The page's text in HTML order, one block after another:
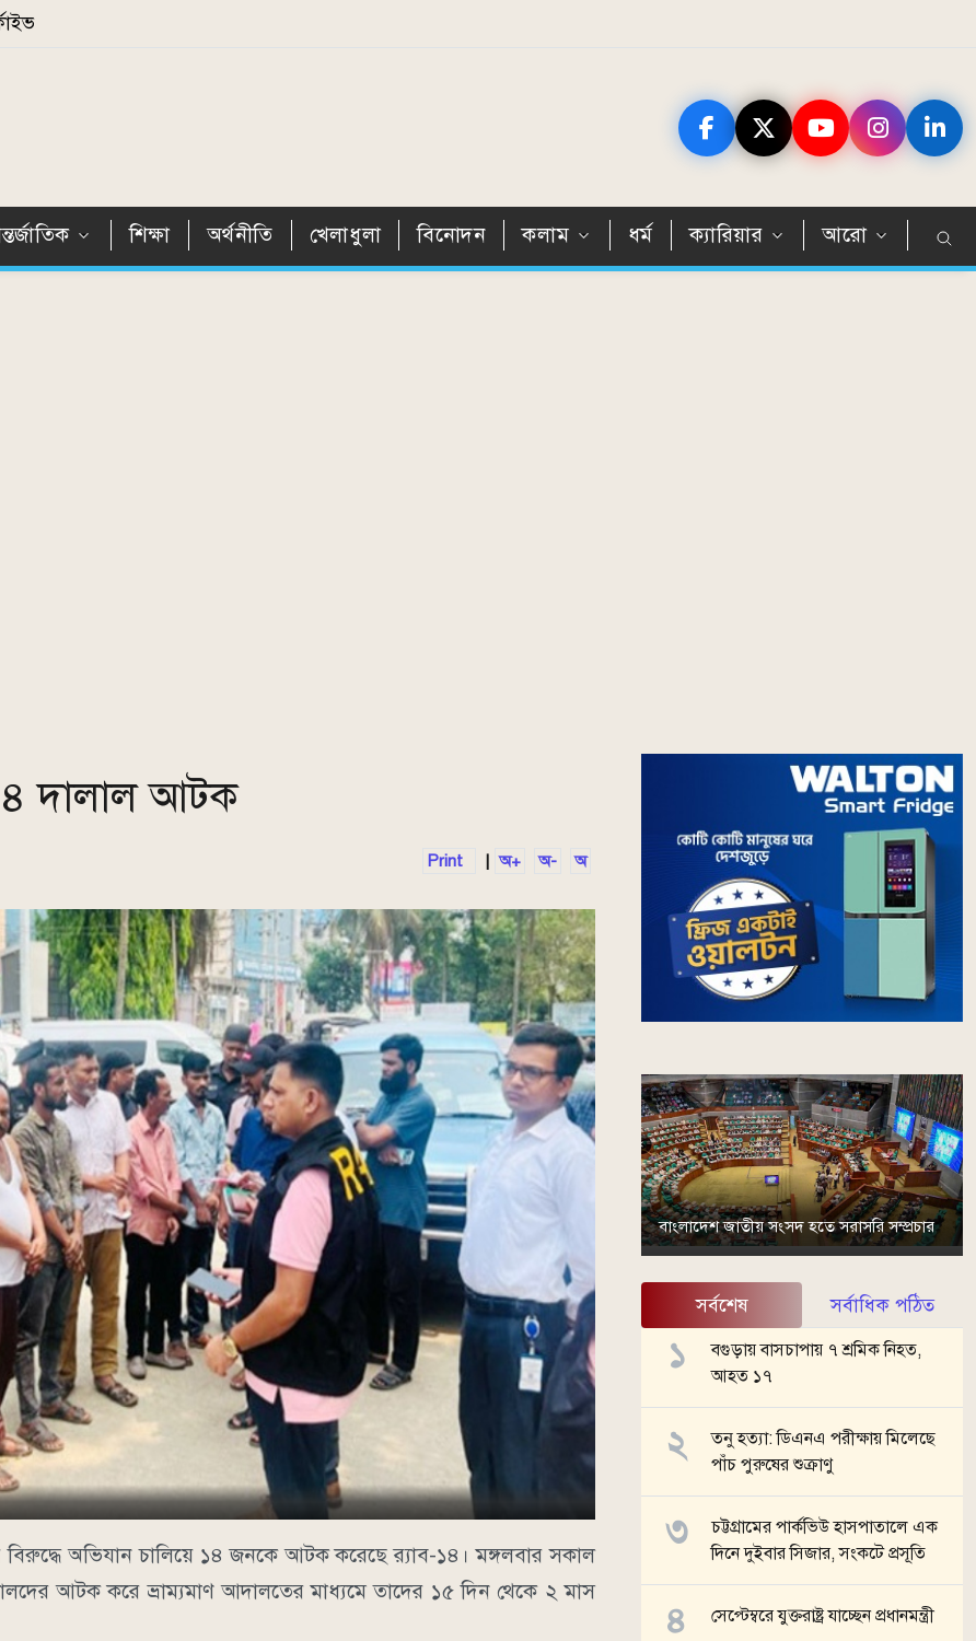
শিক্ষা অর্থনীতি খেলাধুলা বিনোদন কলাম ধর্ম ক্যারিয়ার আরো
দালাল আটক
Print অ+ অ- অ
অভিযান চালিয়ে ১৪ জনকে আটক করেছে র‍্যাব-১৪। মঙ্গলবার সকাল
আটক করে ভ্রাম্যমাণ আদালতের মাধ্যমে তাদের ১৫ দিন থেকে ২ মাস
বাংলাদেশ জাতীয় সংসদ হতে সরাসরি সম্প্রচার
সর্বশেষ সর্বাধিক পঠিত
বগুড়ায় বাসচাপায় ৭ শ্রমিক নিহত,
আহত ১৭
তনু হত্যা: ডিএনএ পরীক্ষায় মিলেছে
পাঁচ পুরুষের শুক্রাণু
চট্টগ্রামের পার্কভিউ হাসপাতালে এক
দিনে দুইবার সিজার, সংকটে প্রসূতি
সেপ্টেম্বরে যুক্তরাষ্ট্র যাচ্ছেন প্রধানমন্ত্রী